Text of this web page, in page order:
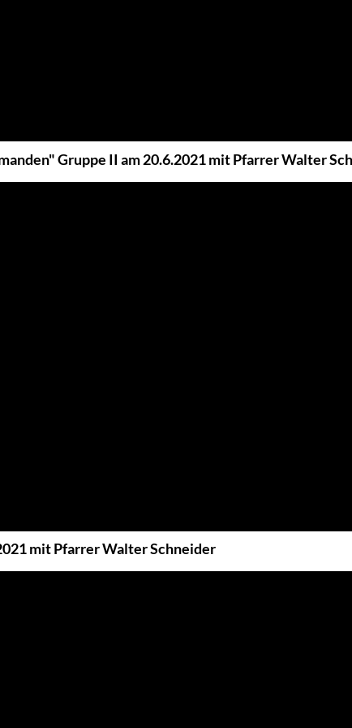
Gruppe II am 20.6.2021 mit Pfarrer Walter
mit Pfarrer Walter Schneider